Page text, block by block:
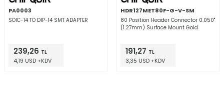
PA0003
SOIC-14 TO DIP-14 SMT ADAPTER
239,26 TL
4,19 USD +KDV
HDR127MET80F-G-V-SM
80 Position Header Connector 0.050"
(1.27mm) Surface Mount Gold
191,27 TL
3,35 USD +KDV